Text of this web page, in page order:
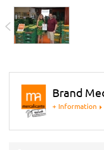
Brand
+ Information